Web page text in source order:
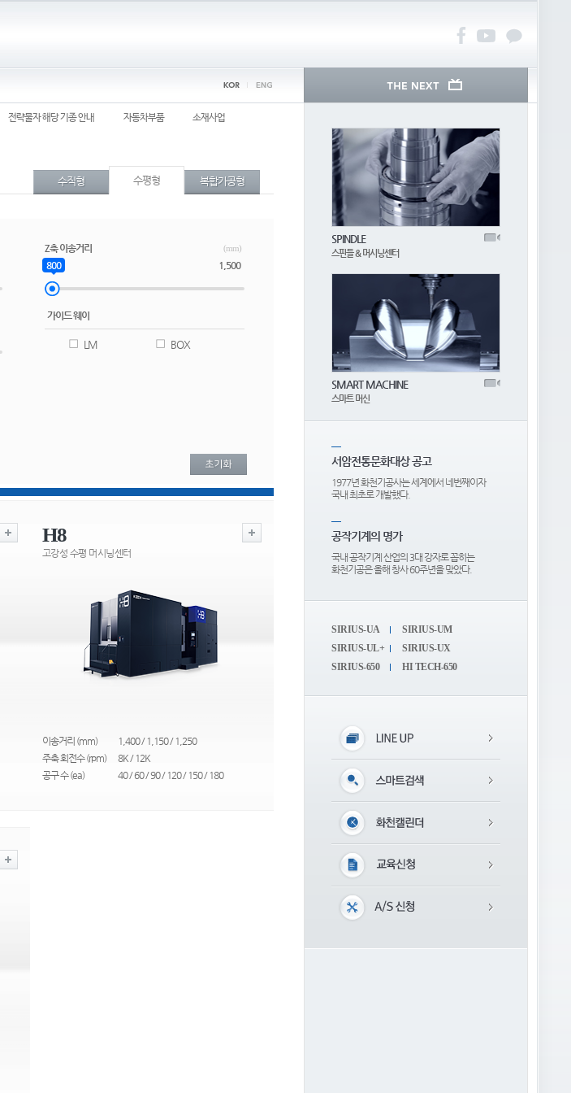
전략물자 해당 기종 안내 자동차부품 소재사업
수직형 수평형 복합가공형
Z축 이송거리 (mm)
1,500
800
가이드 웨이
LM BOX
H8
고강성 수평 머시닝센터
이송거리 (mm)
1,400 / 1,150 / 1,250
주축 회전수 (rpm)
8K / 12K
공구 수 (ea)
40 / 60 / 90 / 120 / 150 / 180
SPINDLE
스핀들 & 머시닝센터
SMART MACHINE
스마트 머신
서암전통문화대상 공고
1977년 화천기공사는 세계에서 네번째이자
국내 최초로 개발했다.
공작기계의 명가
국내 공작기계 산업의 3대 강자로 꼽히는
화천기공은 올해 창사 60주년을 맞았다.
SIRIUS-UA
SIRIUS-UM
SIRIUS-UL+
SIRIUS-UX
SIRIUS-650
HI TECH-650